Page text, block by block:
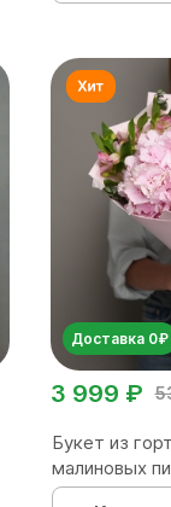
Доставка 0₽
3 999 ₽
Букет из
малиновых